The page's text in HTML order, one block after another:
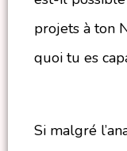
projets à ton
quoi tu es
Si malgré